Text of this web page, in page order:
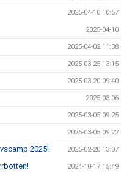
2025-04-10 10:57
2025-04-10
2025-04-02 11:38
2025-03-25 13:15
2025-03-20 09:40
2025-03-06
2025-03-05 09:25
2025-03-05 09:22
2025! 2025-02-20 13:07
2024-10-17 15:49